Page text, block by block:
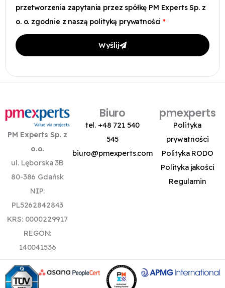
przetworzenia zapytania przez spółkę PM Experts Sp. z
o. o. zgodnie z naszą polityką prywatności
Wyślij
PM Experts Sp. z
o.o.
ul. Lęborska 3B
80-386 Gdańsk
NIP:
PL5262842843
KRS: 0000229917
REGON:
140041536
Biuro
tel. +48 721 540
545
biuro@pmexperts.com
pmexperts
Polityka
prywatności
Polityka RODO
Polityka jakości
Regulamin